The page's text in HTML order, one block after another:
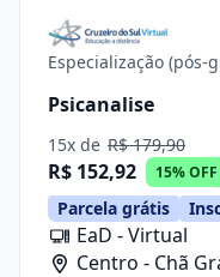
Especialização (pós-
Psicanalise
15x de R$ 179,90
R$ 152,92 15% OFF
Parcela grátis
EaD - Virtual
Centro - Chã